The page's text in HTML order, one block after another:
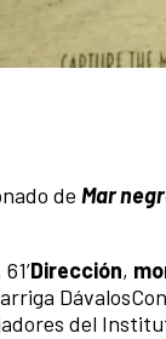
de Mar
Dirección,
del